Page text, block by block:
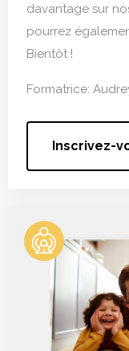
davantage sur
pourrez
Bientôt !
Formatrice:
Inscrivez-